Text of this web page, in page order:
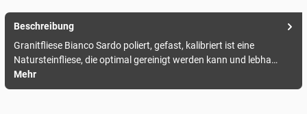
Beschreibung
Granitfliese Bianco Sardo poliert, gefast, kalibriert ist eine
Natursteinfliese, die optimal gereinigt werden kann und lebha…
Mehr